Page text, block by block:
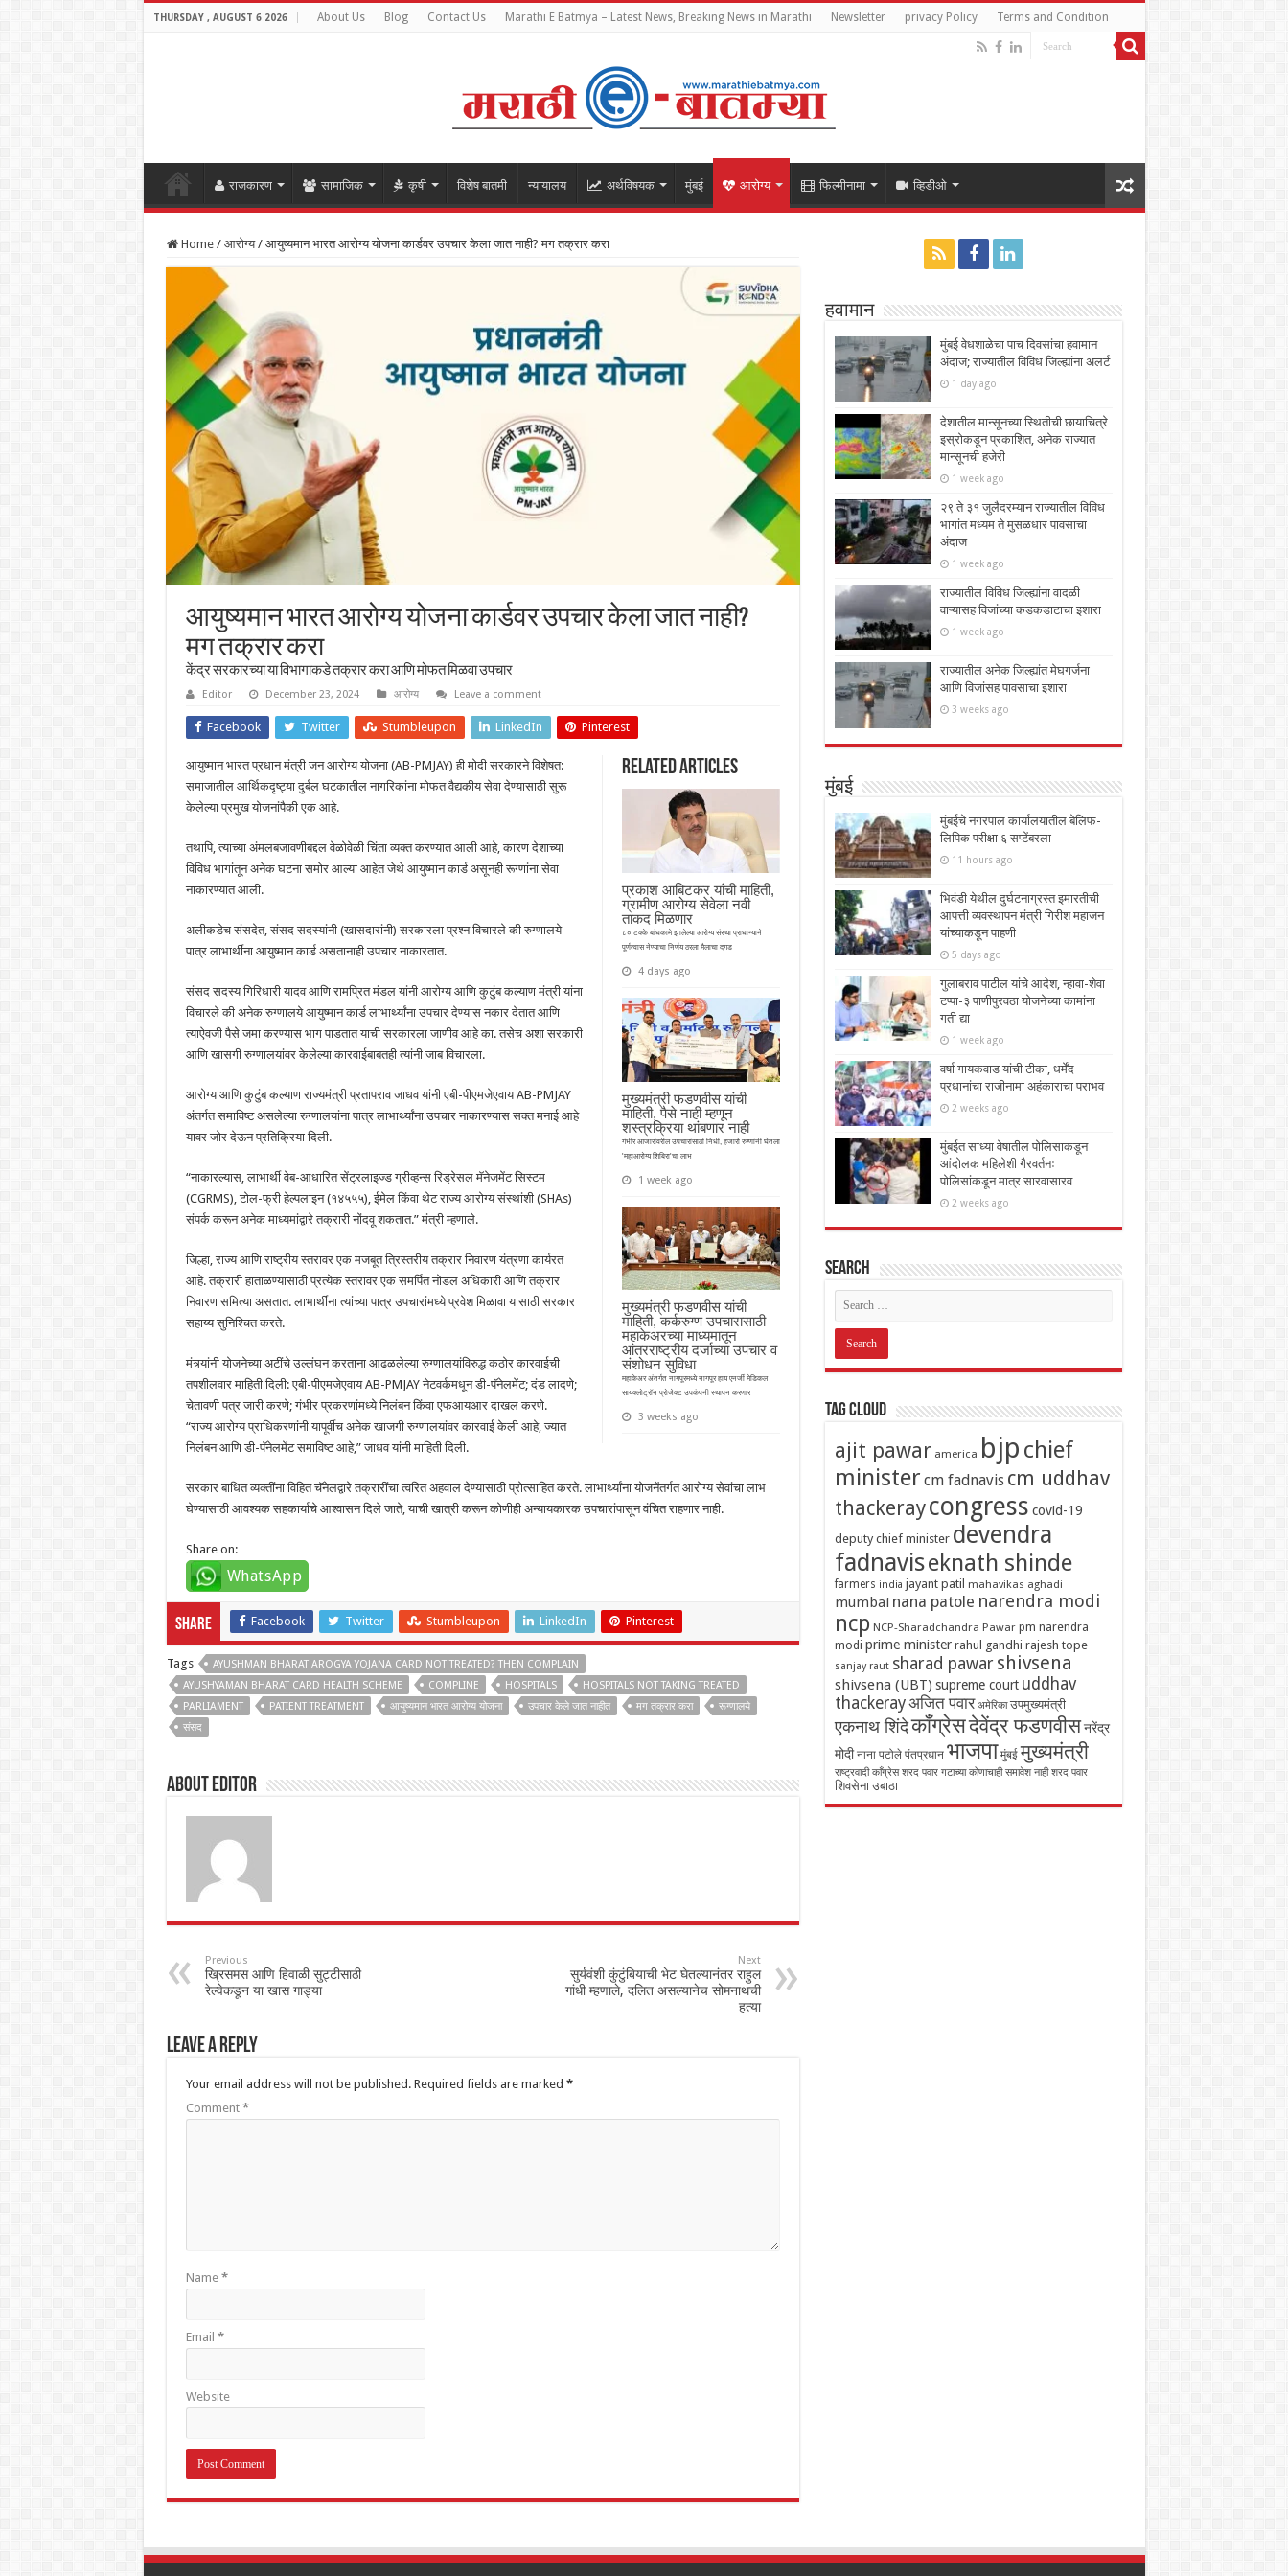
THURSDAY , AUGUST 6 2026 About Us Blog Contact Us Marathi E Batmya – Latest News, Breaking News in Marathi Newsletter privacy Policy Terms and Condition
राजकारण सामाजिक कृषी विशेष बातमी न्यायालय अर्थविषयक मुंबई आरोग्य फिल्मीनामा व्हिडीओ
Home / आरोग्य / आयुष्यमान भारत आरोग्य योजना कार्डवर उपचार केला जात नाही? मग तक्रार करा
आयुष्यमान भारत आरोग्य योजना कार्डवर उपचार केला जात नाही?
मग तक्रार करा
केंद्र सरकारच्या या विभागाकडे तक्रार करा आणि मोफत मिळवा उपचार
Editor December 23, 2024 आरोग्य Leave a comment
Facebook Twitter Stumbleupon LinkedIn Pinterest
Related Articles
प्रकाश आबिटकर यांची माहिती,
ग्रामीण आरोग्य सेवेला नवी
ताकद मिळणार
८० टक्के बांधकामे झालेल्या आरोग्य संस्था प्राधान्याने
पूर्णत्वास नेण्याचा निर्णय ठरला मैलाचा दगड
4 days ago
मुख्यमंत्री फडणवीस यांची
माहिती, पैसे नाही म्हणून
शस्त्रक्रिया थांबणार नाही
गंभीर आजारांवरील उपचारांसाठी निधी, हजारो रुग्णांनी घेतला
'महाआरोग्य शिबिरा'चा लाभ
1 week ago
मुख्यमंत्री फडणवीस यांची
माहिती, कर्करुग्ण उपचारासाठी
महाकेअरच्या माध्यमातून
आंतरराष्ट्रीय दर्जाच्या उपचार व
संशोधन सुविधा
महाकेअर अंतर्गत नागपूरमध्ये नागपूर हाय एनर्जी मेडिकल
सायक्लोट्रॉन प्रोजेक्ट उपकंपनी स्थापन करणार
3 weeks ago
आयुष्मान भारत प्रधान मंत्री जन आरोग्य योजना (AB-PMJAY) ही मोदी सरकारने विशेषत:
समाजातील आर्थिकदृष्ट्या दुर्बल घटकातील नागरिकांना मोफत वैद्यकीय सेवा देण्यासाठी सुरू
केलेल्या प्रमुख योजनांपैकी एक आहे.
तथापि, त्याच्या अंमलबजावणीबद्दल वेळोवेळी चिंता व्यक्त करण्यात आली आहे, कारण देशाच्या
विविध भागांतून अनेक घटना समोर आल्या आहेत जेथे आयुष्मान कार्ड असूनही रूग्णांना सेवा
नाकारण्यात आली.
अलीकडेच संसदेत, संसद सदस्यांनी (खासदारांनी) सरकारला प्रश्न विचारले की रुग्णालये
पात्र लाभार्थींना आयुष्मान कार्ड असतानाही उपचार नाकारतात.
संसद सदस्य गिरिधारी यादव आणि रामप्रित मंडल यांनी आरोग्य आणि कुटुंब कल्याण मंत्री यांना
विचारले की अनेक रुग्णालये आयुष्मान कार्ड लाभार्थ्यांना उपचार देण्यास नकार देतात आणि
त्याऐवजी पैसे जमा करण्यास भाग पाडतात याची सरकारला जाणीव आहे का. तसेच अशा सरकारी
आणि खासगी रुग्णालयांवर केलेल्या कारवाईबाबतही त्यांनी जाब विचारला.
आरोग्य आणि कुटुंब कल्याण राज्यमंत्री प्रतापराव जाधव यांनी एबी-पीएमजेएवाय AB-PMJAY
अंतर्गत समाविष्ट असलेल्या रुग्णालयांना पात्र लाभार्थ्यांना उपचार नाकारण्यास सक्त मनाई आहे
यावर जोर देऊन प्रतिक्रिया दिली.
“नाकारल्यास, लाभार्थी वेब-आधारित सेंट्रलाइज्ड ग्रीव्हन्स रिड्रेसल मॅनेजमेंट सिस्टम
(CGRMS), टोल-फ्री हेल्पलाइन (१४५५५), ईमेल किंवा थेट राज्य आरोग्य संस्थांशी (SHAs)
संपर्क करून अनेक माध्यमांद्वारे तक्रारी नोंदवू शकतात.” मंत्री म्हणाले.
जिल्हा, राज्य आणि राष्ट्रीय स्तरावर एक मजबूत त्रिस्तरीय तक्रार निवारण यंत्रणा कार्यरत
आहे. तक्रारी हाताळण्यासाठी प्रत्येक स्तरावर एक समर्पित नोडल अधिकारी आणि तक्रार
निवारण समित्या असतात. लाभार्थींना त्यांच्या पात्र उपचारांमध्ये प्रवेश मिळावा यासाठी सरकार
सहाय्य सुनिश्चित करते.
मंत्र्यांनी योजनेच्या अटींचे उल्लंघन करताना आढळलेल्या रुग्णालयांविरुद्ध कठोर कारवाईची
तपशीलवार माहिती दिली: एबी-पीएमजेएवाय AB-PMJAY नेटवर्कमधून डी-पॅनेलमेंट; दंड लादणे;
चेतावणी पत्र जारी करणे; गंभीर प्रकरणांमध्ये निलंबन किंवा एफआयआर दाखल करणे.
“राज्य आरोग्य प्राधिकरणांनी यापूर्वीच अनेक खाजगी रुग्णालयांवर कारवाई केली आहे, ज्यात
निलंबन आणि डी-पॅनेलमेंट समाविष्ट आहे,” जाधव यांनी माहिती दिली.
सरकार बाधित व्यक्तींना विहित चॅनेलद्वारे तक्रारींचा त्वरित अहवाल देण्यासाठी प्रोत्साहित करते. लाभार्थ्यांना योजनेंतर्गत आरोग्य सेवांचा लाभ
घेण्यासाठी आवश्यक सहकार्याचे आश्वासन दिले जाते, याची खात्री करून कोणीही अन्यायकारक उपचारांपासून वंचित राहणार नाही.
Share on:
WhatsApp
Share Facebook Twitter Stumbleupon LinkedIn Pinterest
Tags
AYUSHMAN BHARAT AROGYA YOJANA CARD NOT TREATED? THEN COMPLAIN
AYUSHYAMAN BHARAT CARD HEALTH SCHEME
COMPLINE HOSPITALS
HOSPITALS NOT TAKING TREATED
PARLIAMENT
PATIENT TREATMENT आयुष्यमान भारत आरोग्य योजना उपचार केले जात नाहीत मग तक्रार करा
रूग्णालये
संसद
About Editor
Previous
ख्रिसमस आणि हिवाळी सुट्टीसाठी
रेल्वेकडून या खास गाड्या
Next
सुर्यवंशी कुंटुंबियाची भेट घेतल्यानंतर राहुल
गांधी म्हणाले, दलित असल्यानेच सोमनाथची
हत्या
Leave a Reply
Your email address will not be published. Required fields are marked *
Comment *
Name *
Email *
Website
हवामान
मुंबई वेधशाळेचा पाच दिवसांचा हवामान
अंदाज; राज्यातील विविध जिल्ह्यांना अलर्ट
1 day ago
देशातील मान्सूनच्या स्थितीची छायाचित्रे
इस्रोकडून प्रकाशित, अनेक राज्यात
मान्सूनची हजेरी
1 week ago
२९ ते ३१ जुलैदरम्यान राज्यातील विविध
भागांत मध्यम ते मुसळधार पावसाचा
अंदाज
1 week ago
राज्यातील विविध जिल्ह्यांना वादळी
वाऱ्यासह विजांच्या कडकडाटाचा इशारा
1 week ago
राज्यातील अनेक जिल्ह्यांत मेघगर्जना
आणि विजांसह पावसाचा इशारा
3 weeks ago
मुंबई
मुंबईचे नगरपाल कार्यालयातील बेलिफ-
लिपिक परीक्षा ६ सप्टेंबरला
11 hours ago
भिवंडी येथील दुर्घटनाग्रस्त इमारतीची
आपत्ती व्यवस्थापन मंत्री गिरीश महाजन
यांच्याकडून पाहणी
5 days ago
गुलाबराव पाटील यांचे आदेश, न्हावा-शेवा
टप्पा-३ पाणीपुरवठा योजनेच्या कामांना
गती द्या
1 week ago
वर्षा गायकवाड यांची टीका, धर्मेंद
प्रधानांचा राजीनामा अहंकाराचा पराभव
2 weeks ago
मुंबईत साध्या वेषातील पोलिसाकडून
आंदोलक महिलेशी गैरवर्तनः
पोलिसांकडून मात्र सारवासारव
2 weeks ago
Search
Tag Cloud
ajit pawar america bjp chief
minister cm fadnavis cm uddhav
thackeraycongress covid-19
deputy chief minister devendra
fadnaviseknath shinde
farmers india jayant patil mahavikas aghadi
mumbai nana patole narendra modi
ncp NCP-Sharadchandra Pawar pm narendra
modi prime minister rahul gandhi rajesh tope
sanjay raut sharad pawar shivsena
shivsena (UBT) supreme court uddhav
thackerayअजित पवार अमेरिका उपमुख्यमंत्री
एकनाथ शिंदेकाँग्रेसदेवेंद्र फडणवीस नरेंद्र
मोदी नाना पटोले पंतप्रधान भाजपा मुंबई मुख्यमंत्री
राष्ट्रवादी काँग्रेस शरद पवार गटाच्या कोणाचाही समावेश नाही शरद पवार
शिवसेना उबाठा